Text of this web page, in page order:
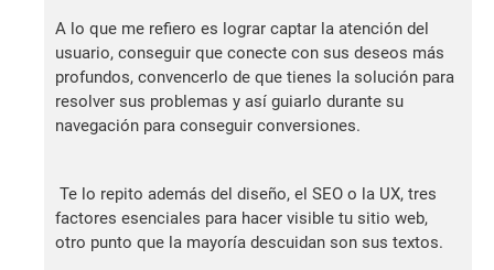
A lo que me refiero es lograr captar la atención del
usuario, conseguir que conecte con sus deseos más
profundos, convencerlo de que tienes la solución para
resolver sus problemas y así guiarlo durante su
navegación para conseguir conversiones.
Te lo repito además del diseño, el SEO o la UX, tres
factores esenciales para hacer visible tu sitio web,
otro punto que la mayoría descuidan son sus textos.